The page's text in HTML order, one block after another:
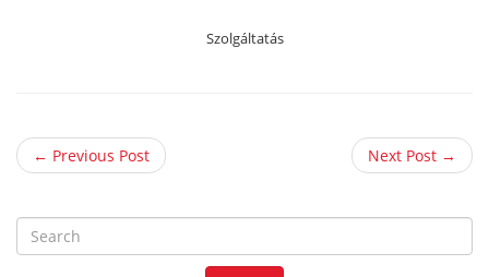
Szolgáltatás
← Previous Post Next Post →
e
a